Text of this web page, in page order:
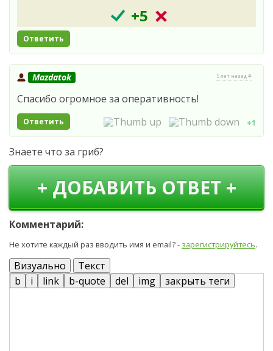
+5
Ответить
Mazdatok 5 лет назад #
Спасибо огромное за оперативность!
Ответить +1
Знаете что за гриб?
+ ДОБАВИТЬ ОТВЕТ +
Комментарий:
Не хотите каждый раз вводить имя и email? - зарегистрируйтесь.
Визуально Текст